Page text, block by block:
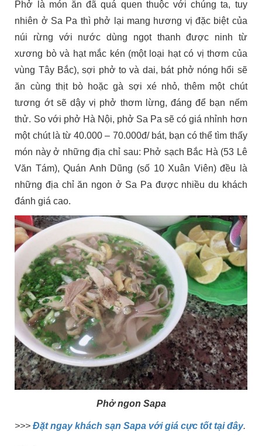
Phở là món ăn đã quá quen thuộc với chúng ta, tuy
nhiên ở Sa Pa thì phở lại mang hương vị đặc biệt của
núi rừng với nước dùng ngọt thanh được ninh từ
xương bò và hạt mắc kén (một loại hạt có vị thơm của
vùng Tây Bắc), sợi phở to và dai, bát phở nóng hổi sẽ
ăn cùng thịt bò hoặc gà sợi xé nhỏ, thêm một chút
tương ớt sẽ dậy vị phở thơm lừng, đáng để bạn nếm
thử. So với phở Hà Nội, phở Sa Pa sẽ có giá nhỉnh hơn
một chút là từ 40.000 – 70.000đ/ bát, bạn có thể tìm thấy
món này ở những địa chỉ sau: Phở sạch Bắc Hà (53 Lê
Văn Tám), Quán Anh Dũng (số 10 Xuân Viên) đều là
những địa chỉ ăn ngon ở Sa Pa được nhiều du khách
đánh giá cao.
Phở ngon Sapa
>>>Đặt ngay khách sạn Sapa với giá cực tốt tại đây.